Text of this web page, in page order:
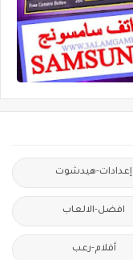
إعدادات-هيدشوت
افضل-الالعاب
أفلام-رعب